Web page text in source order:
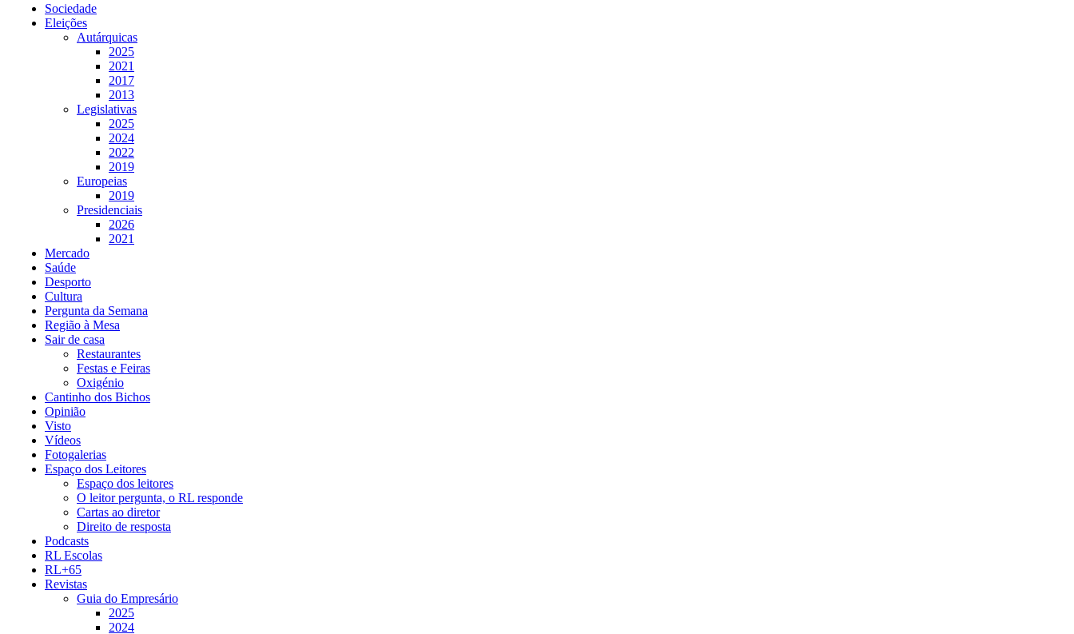
Sociedade
Eleições
Autárquicas
2025
2021
2017
2013
Legislativas
2025
2024
2022
2019
Europeias
2019
Presidenciais
2026
2021
Mercado
Saúde
Desporto
Cultura
Pergunta da Semana
Região à Mesa
Sair de casa
Restaurantes
Festas e Feiras
Oxigénio
Cantinho dos Bichos
Opinião
Visto
Vídeos
Fotogalerias
Espaço dos Leitores
Espaço dos leitores
O leitor pergunta, o RL responde
Cartas ao diretor
Direito de resposta
Podcasts
RL Escolas
RL+65
Revistas
Guia do Empresário
2025
2024